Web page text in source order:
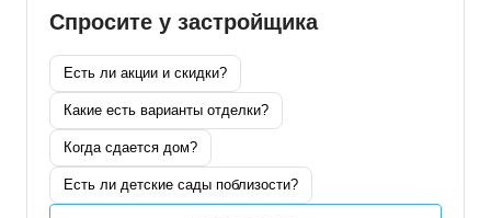
Спросите у застройщика
Есть ли акции и скидки?
Какие есть варианты отделки?
Когда сдается дом?
Есть ли детские сады поблизости?